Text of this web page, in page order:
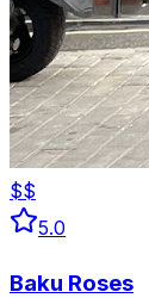
$$
5.0
Baku Roses